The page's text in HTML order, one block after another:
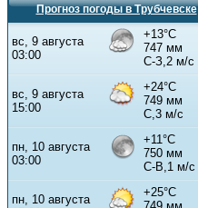
Прогноз погоды в Трубчевске